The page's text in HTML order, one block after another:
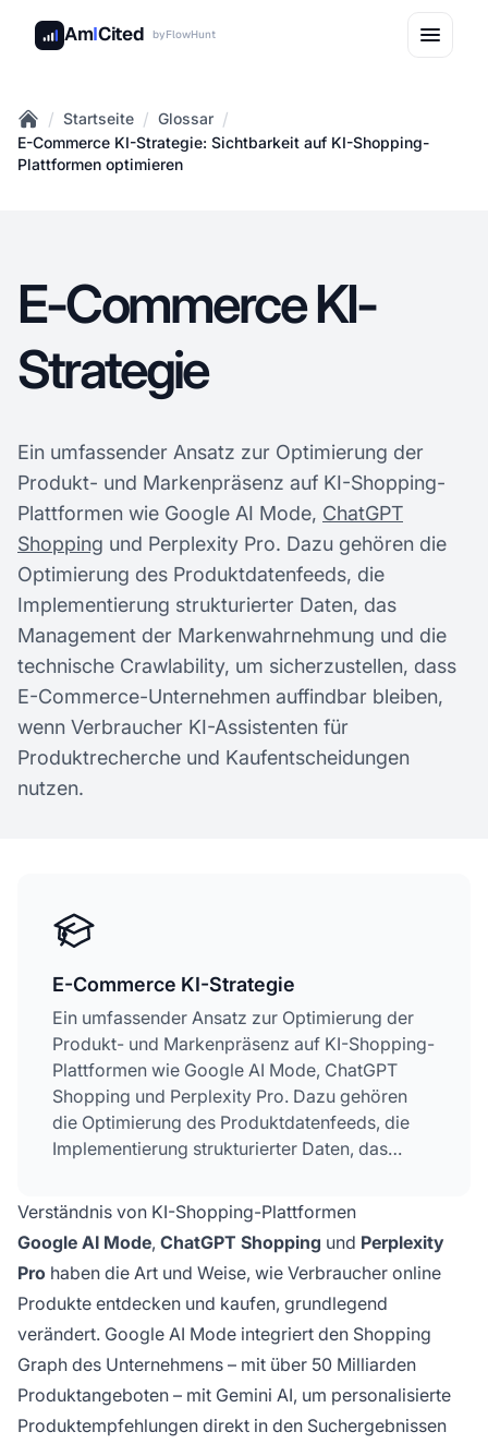
AmICited byFlowHunt
Home
/ Startseite / Glossar /
E-Commerce KI-Strategie: Sichtbarkeit auf KI-Shopping-
Plattformen optimieren
E-Commerce KI-
Strategie
Ein umfassender Ansatz zur Optimierung der
Produkt- und Markenpräsenz auf KI-Shopping-
Plattformen wie Google AI Mode, ChatGPT
Shopping und Perplexity Pro. Dazu gehören die
Optimierung des Produktdatenfeeds, die
Implementierung strukturierter Daten, das
Management der Markenwahrnehmung und die
technische Crawlability, um sicherzustellen, dass
E-Commerce-Unternehmen auffindbar bleiben,
wenn Verbraucher KI-Assistenten für
Produktrecherche und Kaufentscheidungen
nutzen.
E-Commerce KI-Strategie
Ein umfassender Ansatz zur Optimierung der
Produkt- und Markenpräsenz auf KI-Shopping-
Plattformen wie Google AI Mode, ChatGPT
Shopping und Perplexity Pro. Dazu gehören
die Optimierung des Produktdatenfeeds, die
Implementierung strukturierter Daten, das
technische Crawlability, um sicherzustellen,
dass E-Commerce-Unternehmen auffindbar
bleiben, wenn Verbraucher KI-Assistenten für
Produktrecherche und Kaufentscheidungen
nutzen.
Verständnis von KI-Shopping-Plattformen
Google AI Mode, ChatGPT Shopping und Perplexity
Pro haben die Art und Weise, wie Verbraucher online
Produkte entdecken und kaufen, grundlegend
verändert. Google AI Mode integriert den Shopping
Graph des Unternehmens – mit über 50 Milliarden
Produktangeboten – mit Gemini AI, um personalisierte
Produktempfehlungen direkt in den Suchergebnissen